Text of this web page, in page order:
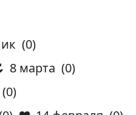
(0)
8 марта (0)
(0)